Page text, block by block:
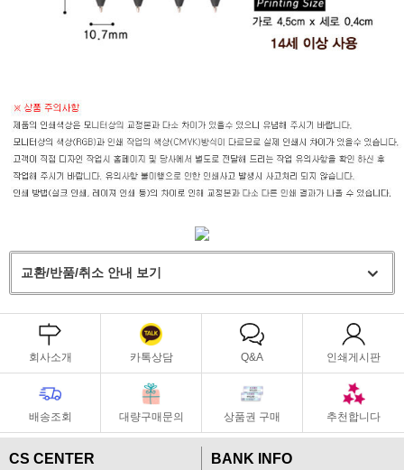
교환/반품/취소 안내 보기
회사소개 카톡상담 Q&A 인쇄게시판
배송조회 대량구매문의 상품권 구매 추천합니다
CS CENTER BANK INFO